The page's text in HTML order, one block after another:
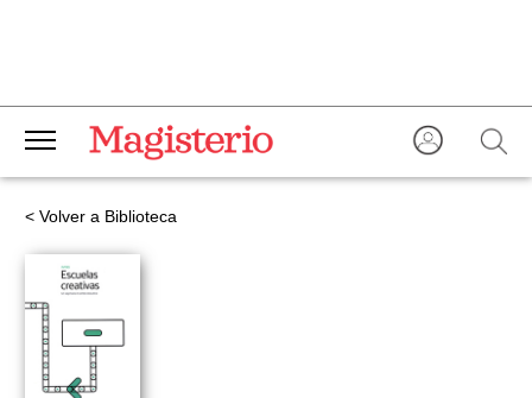
< Volver a Biblioteca